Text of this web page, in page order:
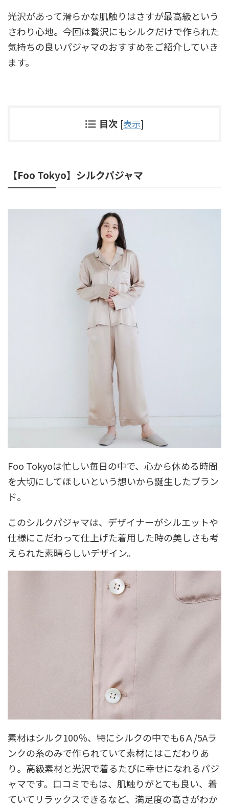
光沢があって滑らかな肌触りはさすが最高級という
さわり心地。今回は贅沢にもシルクだけで作られた
気持ちの良いパジャマのおすすめをご紹介していき
ます。
目次 [表示]
【Foo Tokyo】シルクパジャマ
Foo Tokyoは忙しい毎日の中で、心から休める時間
を大切にしてほしいという想いから誕生したブラン
ド。
このシルクパジャマは、デザイナーがシルエットや
仕様にこだわって仕上げた着用した時の美しさも考
えられた素晴らしいデザイン。
素材はシルク100％、特にシルクの中でも6Ａ/5Aラ
ンクの糸のみで作られていて素材にはこだわりあ
り。高級素材と光沢で着るたびに幸せになれるパジ
ャマです。口コミでもは、肌触りがとても良い、着
ていてリラックスできるなど、満足度の高さがわか